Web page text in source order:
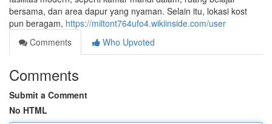
bersama, dan area dapur yang nyaman. Selain itu, lokasi kost
pun beragam, https://miltont764ufo4.wikiinside.com/user
Comments
Who Upvoted
Comments
Submit a Comment
No HTML